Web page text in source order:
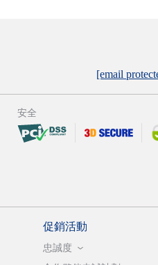
[email
安全
促銷活動
忠誠度